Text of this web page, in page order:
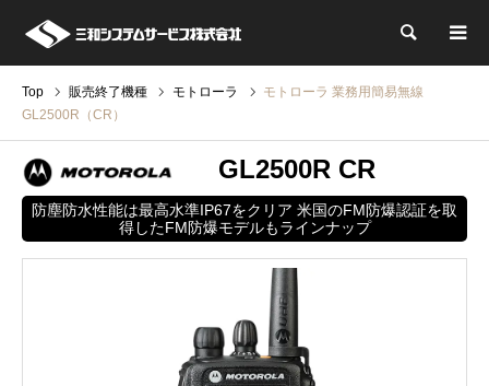
検索
Top 販売終了機種 モトローラ
モトローラ 業務用簡易無線
GL2500R（CR）
GL2500R CR
防塵防水性能は最高水準IP67をクリア 米国のFM防爆認証を取
得したFM防爆モデルもラインナップ